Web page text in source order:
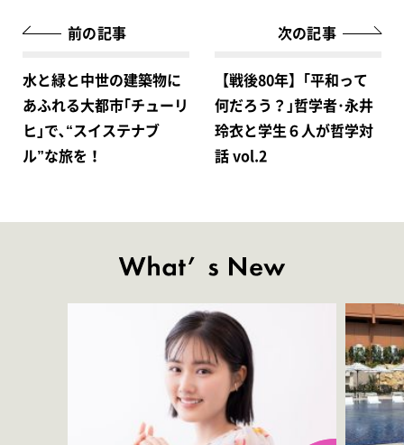
前の記事
水と緑と中世の建築物に
あふれる大都市｢チューリ
ヒ｣で､“スイステナブ
ル”な旅を！
次の記事
【戦後80年】｢平和って
何だろう？｣哲学者･永井
玲衣と学生６人が哲学対
話 vol.2